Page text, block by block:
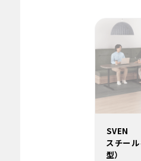
SVEN
スチール
型）